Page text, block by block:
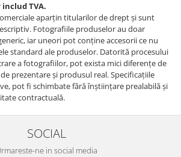
TVA.
aparțin titularilor de drept şi sunt
Fotografiile produselor au doar
iar uneori pot conţine accesorii ce nu
standard ale produselor. Datorită procesului
a fotografiilor, pot exista mici diferențe de
prezentare și produsul real. Specificaţiile
pot fi schimbate fără înştiinţare prealabilă şi
contractuală.
SOCIAL
ne in social media